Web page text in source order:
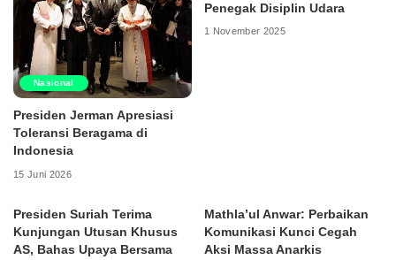
Nasional
Presiden Jerman Apresiasi
Toleransi Beragama di
Indonesia
15 Juni 2026
Penegak Disiplin Udara
1 November 2025
Presiden Suriah Terima
Kunjungan Utusan Khusus
AS, Bahas Upaya Bersama
Mathla’ul Anwar: Perbaikan
Komunikasi Kunci Cegah
Aksi Massa Anarkis